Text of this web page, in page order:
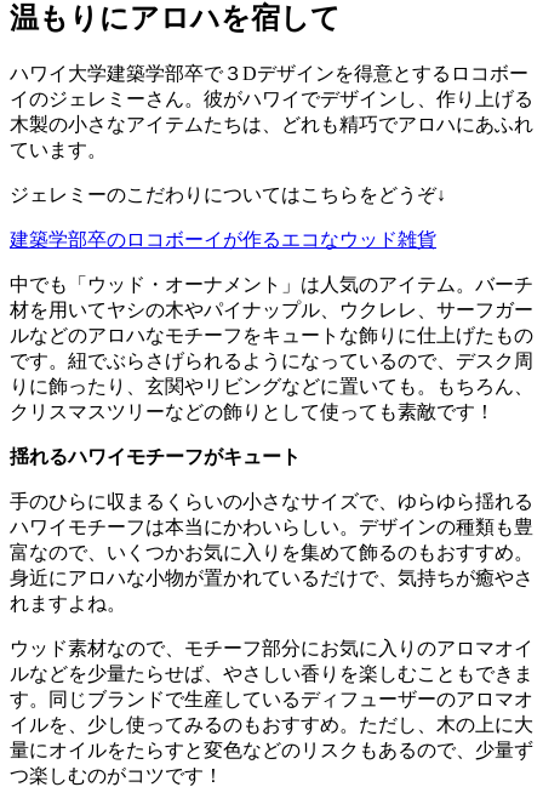
温もりにアロハを宿して
ハワイ大学建築学部卒で３Dデザインを得意とするロコボー
イのジェレミーさん。彼がハワイでデザインし、作り上げる
木製の小さなアイテムたちは、どれも精巧でアロハにあふれ
ています。
ジェレミーのこだわりについてはこちらをどうぞ↓
建築学部卒のロコボーイが作るエコなウッド雑貨
中でも「ウッド・オーナメント」は人気のアイテム。バーチ
材を用いてヤシの木やパイナップル、ウクレレ、サーフガー
ルなどのアロハなモチーフをキュートな飾りに仕上げたもの
です。紐でぶらさげられるようになっているので、デスク周
りに飾ったり、玄関やリビングなどに置いても。もちろん、
クリスマスツリーなどの飾りとして使っても素敵です！
揺れるハワイモチーフがキュート
手のひらに収まるくらいの小さなサイズで、ゆらゆら揺れる
ハワイモチーフは本当にかわいらしい。デザインの種類も豊
富なので、いくつかお気に入りを集めて飾るのもおすすめ。
身近にアロハな小物が置かれているだけで、気持ちが癒やさ
れますよね。
ウッド素材なので、モチーフ部分にお気に入りのアロマオイ
ルなどを少量たらせば、やさしい香りを楽しむこともできま
す。同じブランドで生産しているディフューザーのアロマオ
イルを、少し使ってみるのもおすすめ。ただし、木の上に大
量にオイルをたらすと変色などのリスクもあるので、少量ず
つ楽しむのがコツです！